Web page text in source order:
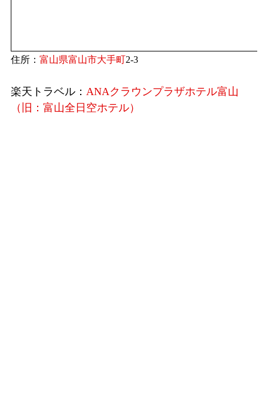
住所： 富山県富山市大手町2-3
楽天トラベル： ANAクラウンプラザホテル富山
（旧：富山全日空ホテル）